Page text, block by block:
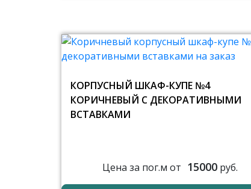
КОРПУСНЫЙ ШКАФ-КУПЕ №4
КОРИЧНЕВЫЙ С ДЕКОРАТИВНЫМИ
ВСТАВКАМИ
Цена за пог.м от 15000руб.